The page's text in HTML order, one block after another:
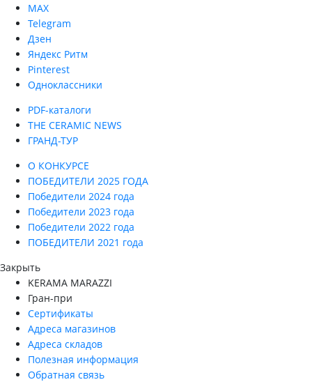
MAX
Telegram
Дзен
Яндекс Ритм
Pinterest
Одноклассники
PDF-каталоги
THE CERAMIC NEWS
ГРАНД-ТУР
О КОНКУРСЕ
ПОБЕДИТЕЛИ 2025 ГОДА
Победители 2024 года
Победители 2023 года
Победители 2022 года
ПОБЕДИТЕЛИ 2021 года
Закрыть
KERAMA MARAZZI
Гран-при
Сертификаты
Адреса магазинов
Адреса складов
Полезная информация
Обратная связь